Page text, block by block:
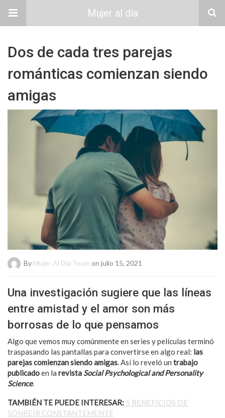
Mujer al día
Dos de cada tres parejas
románticas comienzan siendo
amigas
By Mujer Al Día Team on julio 15, 2021
Una investigación sugiere que las líneas
entre amistad y el amor son más
borrosas de lo que pensamos
Algo que vemos muy comúnmente en series y películas terminó
traspasando las pantallas para convertirse en algo real: las
parejas comienzan siendo amigas. Así lo reveló un trabajo
publicadoen la revista Social Psychological and Personality
Science.
TAMBIÉN TE PUEDE INTERESAR: 5 BENEFICIOS DE
SONREÍR CONSTANTEMENTE